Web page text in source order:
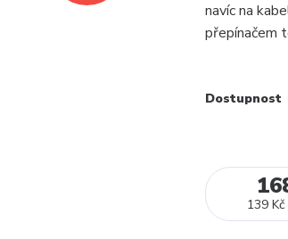
navíc na
přepínačem
Dostupnost
139 Kč